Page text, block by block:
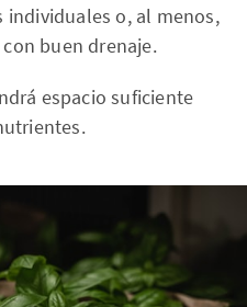
o, al menos,
buen drenaje.
espacio suficiente